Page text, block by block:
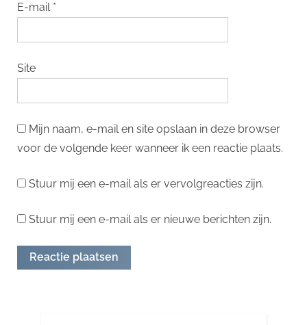
E-mail *
Site
Mijn naam, e-mail en site opslaan in deze browser
voor de volgende keer wanneer ik een reactie plaats.
Stuur mij een e-mail als er vervolgreacties zijn.
Stuur mij een e-mail als er nieuwe berichten zijn.